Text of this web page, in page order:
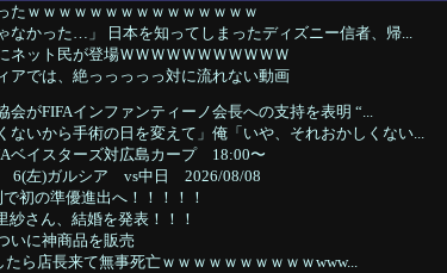
たｗｗｗｗｗｗｗｗｗｗｗｗｗｗｗ
なかった…」 日本を知ってしまったディズニー信者、帰...
ネット民が登場ＷＷＷＷＷＷＷＷＷＷＷ
アでは、絶っっっっっ対に流れない動画
会がFIFAインファンティーノ会長への支持を表明 “...
ないから手術の日を変えて」俺「いや、それおかしくない...
ベイスターズ対広島カープ 18:00〜
6(左)ガルシア vs中日 2026/08/08
初の準優進出へ！！！！！
さん、結婚を発表！！！
いに神商品を販売
たら店長来て無事死亡ｗｗｗｗｗｗｗｗｗｗwww...